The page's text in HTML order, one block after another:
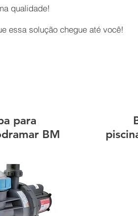
qualidade!
essa solução chegue até você!
para
BM